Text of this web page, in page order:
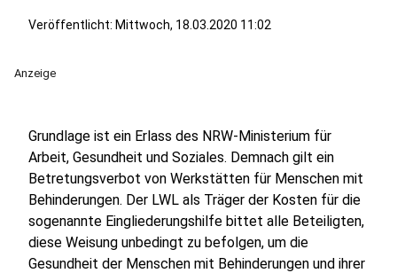
Veröffentlicht: Mittwoch, 18.03.2020 11:02
Anzeige
Grundlage ist ein Erlass des NRW-Ministerium für
Arbeit, Gesundheit und Soziales. Demnach gilt ein
Betretungsverbot von Werkstätten für Menschen mit
Behinderungen. Der LWL als Träger der Kosten für die
sogenannte Eingliederungshilfe bittet alle Beteiligten,
diese Weisung unbedingt zu befolgen, um die
Gesundheit der Menschen mit Behinderungen und ihrer